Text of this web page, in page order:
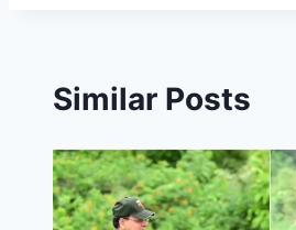
Similar Posts